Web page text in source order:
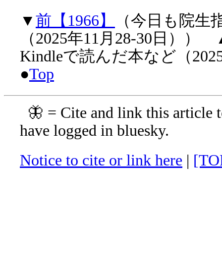
▼ 前【1966】
（今日も院生
（2025年11月28-30日））
Kindleで読んだ本など（
●Top
🦋 = Cite and link this article
have logged in bluesky.
Notice to cite or link here |